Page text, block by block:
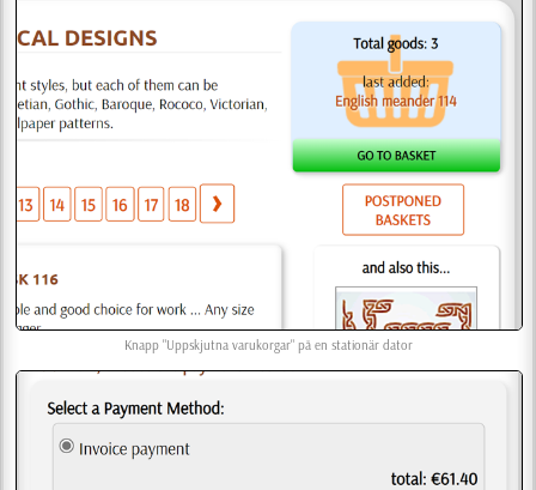
Knapp "Uppskjutna varukorgar" på en stationär dator